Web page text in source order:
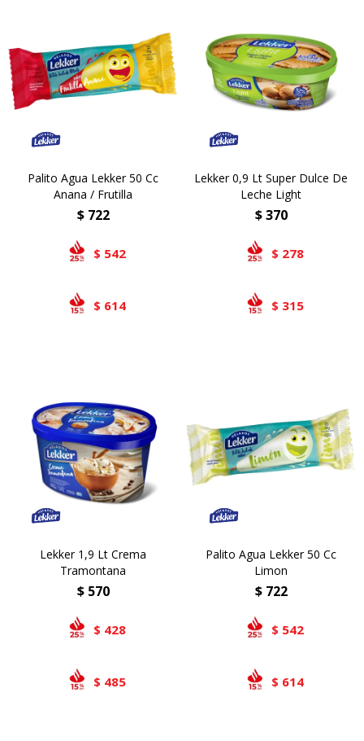
Palito Agua Lekker 50 Cc
Anana / Frutilla
$ 722
$ 542
$ 614
Lekker 0,9 Lt Super Dulce De
Leche Light
$ 370
$ 278
$ 315
Lekker 1,9 Lt Crema
Tramontana
$ 570
$ 428
$ 485
Palito Agua Lekker 50 Cc
Limon
$ 722
$ 542
$ 614